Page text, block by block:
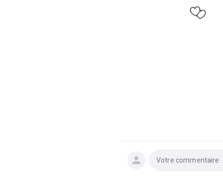
Votre commentaire